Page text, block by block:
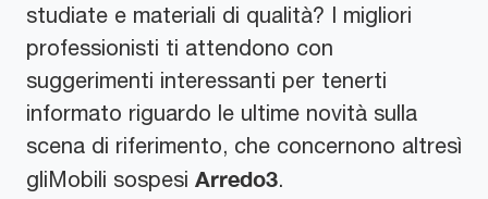
studiate e materiali di qualità? I migliori
professionisti ti attendono con
suggerimenti interessanti per tenerti
informato riguardo le ultime novità sulla
scena di riferimento, che concernono altresì
gliMobili sospesi Arredo3.